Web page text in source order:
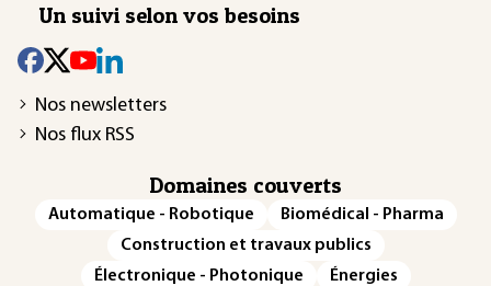
Un suivi selon vos besoins
Nos newsletters
Nos flux RSS
Domaines couverts
Automatique - Robotique
Biomédical - Pharma
Construction et travaux publics
Électronique - Photonique
Énergies